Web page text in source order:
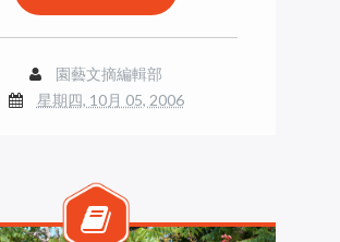
園藝文摘編輯部
星期四, 10月 05, 2006